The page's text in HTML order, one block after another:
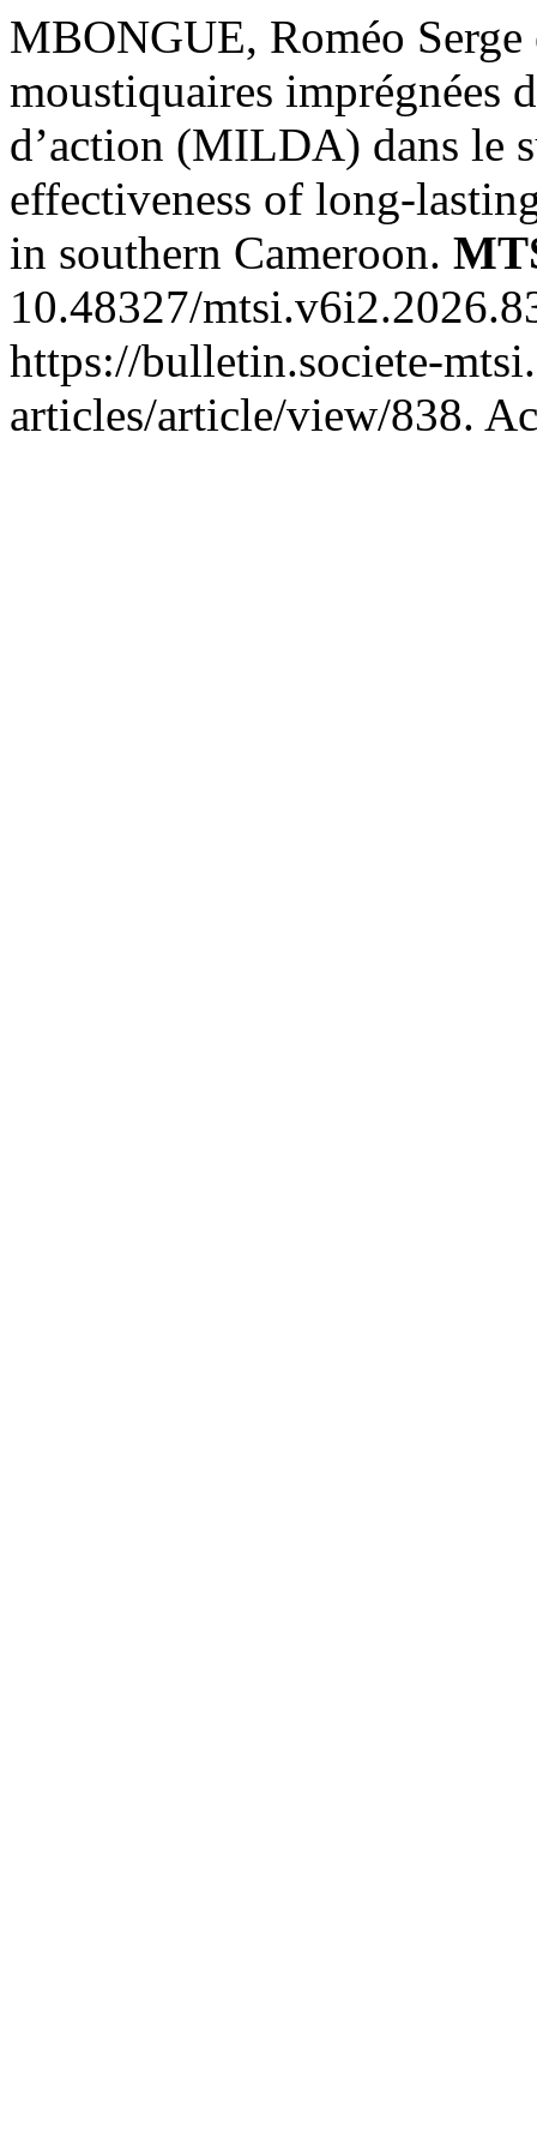
MBONGUE, Roméo
moustiquaires imprégnées
d’action (MILDA) dans le
effectiveness of long-
in southern Cameroon.
10.48327/
https://bulletin.societe-
articles/article/view/838.